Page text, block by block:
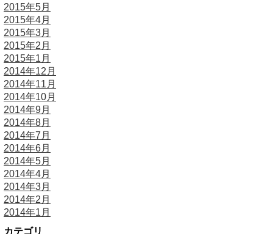
2015年5月
2015年4月
2015年3月
2015年2月
2015年1月
2014年12月
2014年11月
2014年10月
2014年9月
2014年8月
2014年7月
2014年6月
2014年5月
2014年4月
2014年3月
2014年2月
2014年1月
カテゴリ